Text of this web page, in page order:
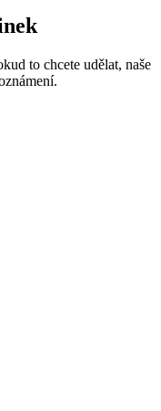
to chcete udělat, naše